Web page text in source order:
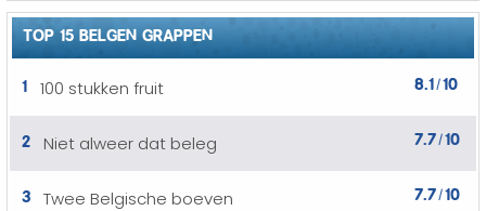
TOP 15 BELGEN GRAPPEN
1 100 stukken fruit 8.1/10
2 Niet alweer dat beleg 7.7/10
3 Twee Belgische boeven 7.7/10